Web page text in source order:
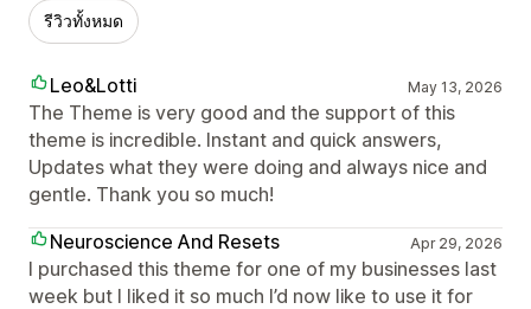
รีวิวทั้งหมด
Leo&Lotti May 13, 2026
The Theme is very good and the support of this
theme is incredible. Instant and quick answers,
Updates what they were doing and always nice and
gentle. Thank you so much!
Neuroscience And Resets
Apr 29, 2026
I purchased this theme for one of my businesses last
week but I liked it so much I’d now like to use it for